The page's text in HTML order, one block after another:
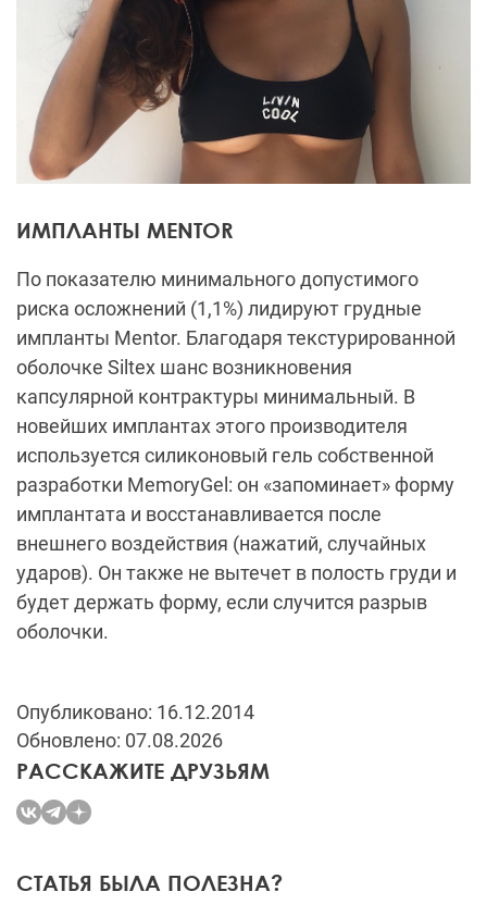
ИМПЛАНТЫ MENTOR
По показателю минимального допустимого
риска осложнений (1,1%) лидируют грудные
импланты Mentor. Благодаря текстурированной
оболочке Siltex шанс возникновения
капсулярной контрактуры минимальный. В
новейших имплантах этого производителя
используется силиконовый гель собственной
разработки MemoryGel: он «запоминает» форму
имплантата и восстанавливается после
внешнего воздействия (нажатий, случайных
ударов). Он также не вытечет в полость груди и
будет держать форму, если случится разрыв
оболочки.
Опубликовано: 16.12.2014
Обновлено: 07.08.2026
РАССКАЖИТЕ ДРУЗЬЯМ
СТАТЬЯ БЫЛА ПОЛЕЗНА?